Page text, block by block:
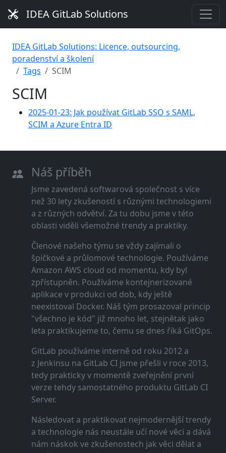
IDEA GitLab Solutions
IDEA GitLab Solutions: Licence, outsourcing,
poradenství a školení
Tags
SCIM
SCIM
2025-01-23: Jak používat GitLab SSO s SAML,
SCIM a Azure Entra ID
Náš příběh
Jsme zavedená softwarová společnost s více
než 30 lety zkušeností s různými technologiemi
a z různých odvětví. Za tu dobu jsme v této
oblasti viděli všemožné trendy a praktiky.
Členové našeho týmu se vždy zajímali o
špičkové a průlomové technologie. Používáme
Amazon AWS cloud od momentu, kdy byl
zpřístupněn. Používáme kontejnerizované
aplikace v produkci od dob, kdy ještě
neexistoval Docker. Náš tým prosazoval princip
"všechno je kód" již mnoho let, stejnětak jako
leta praktikujeme to, čemu se dnes říká GitOps.
GitLab používáme interně od roku 2012 a
z Jenkinsu na GitLab CI jsme přešli v roce 2013,
tedy prakticky v momentě zveřejnění první
verze tehdy samostatného produktu GitLab CI
Server.
Následovat a praktikovat nejmodernější trendy
a technologie nás neustále učí nové věci a dává
nám náskok ve zkušenostech jak věci dělat a